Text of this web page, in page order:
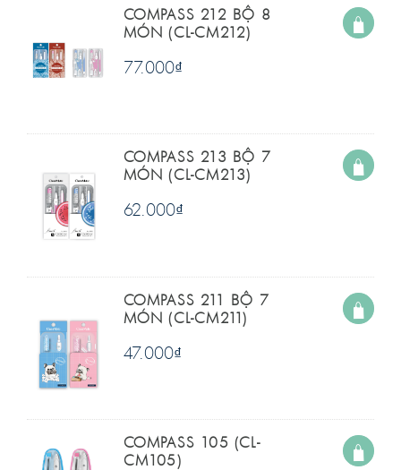
COMPASS 212 BỘ 8
MÓN (CL-CM212)
77.000₫
COMPASS 213 BỘ 7
MÓN (CL-CM213)
62.000₫
COMPASS 211 BỘ 7
MÓN (CL-CM211)
47.000₫
COMPASS 105 (CL-
CM105)